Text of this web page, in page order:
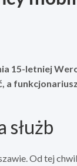
15-letniej
a
służb
Od tej